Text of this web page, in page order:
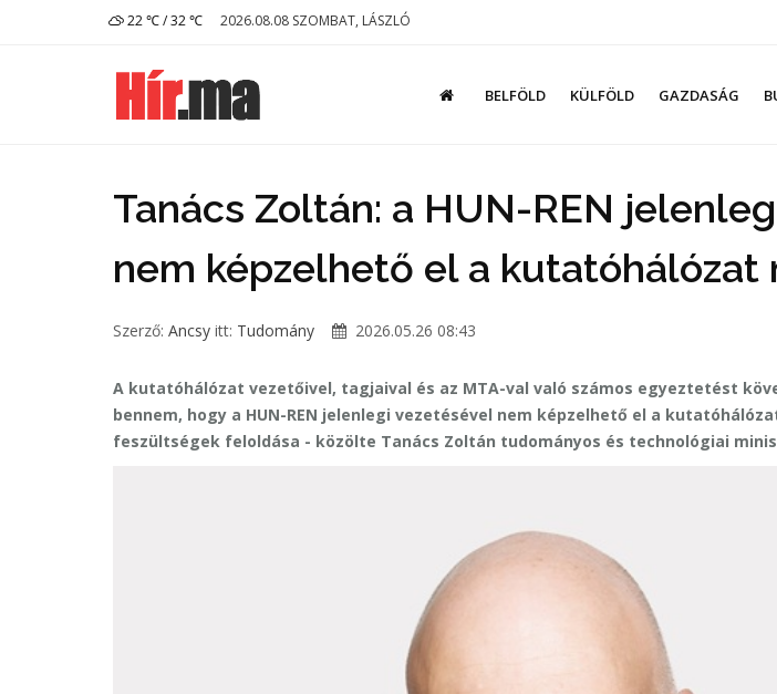
22 ℃ / 32 ℃ 2026.08.08 SZOMBAT, LÁSZLÓ
BELFÖLD KÜLFÖLD GAZDASÁG
Tanács Zoltán: a HUN-REN
nem képzelhető el a kutatóhálózat
Szerző: Ancsy itt: Tudomány 2026.05.26 08:43
A kutatóhálózat vezetőivel, tagjaival és az MTA-val való számos egyeztetést
bennem, hogy a HUN-REN jelenlegi vezetésével nem képzelhető el a
feszültségek feloldása - közölte Tanács Zoltán tudományos és technológiai